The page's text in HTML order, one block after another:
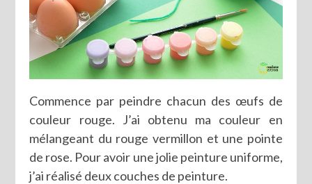
Commence par peindre chacun des œufs de
couleur rouge. J’ai obtenu ma couleur en
mélangeant du rouge vermillon et une pointe
de rose. Pour avoir une jolie peinture uniforme,
j’ai réalisé deux couches de peinture.